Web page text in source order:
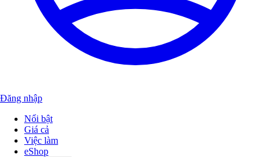
Đăng nhập
Nổi bật
Giá cả
Việc làm
eShop